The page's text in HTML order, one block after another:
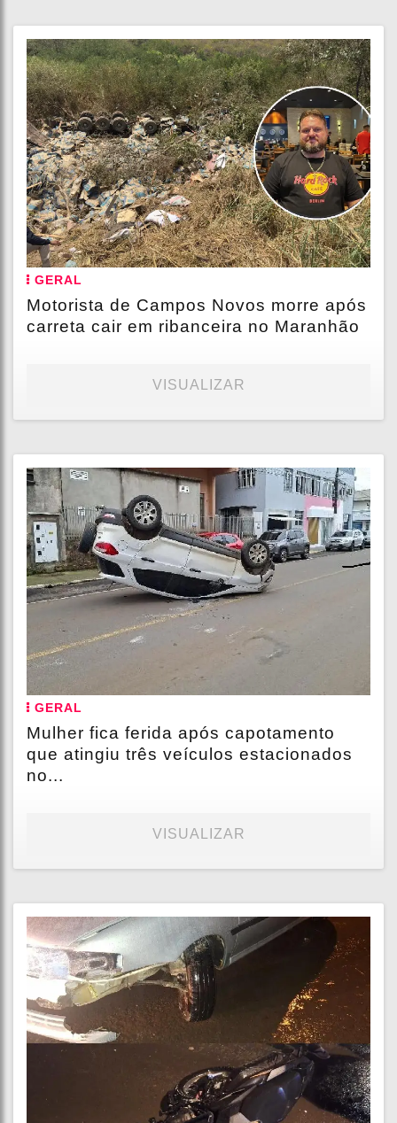
GERAL
Motorista de Campos Novos morre após
carreta cair em ribanceira no Maranhão
VISUALIZAR
GERAL
Mulher fica ferida após capotamento
que atingiu três veículos estacionados
no...
VISUALIZAR